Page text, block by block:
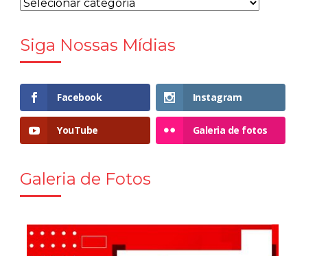
Siga Nossas Mídias
Facebook Instagram
YouTube Galeria de fotos
Galeria de Fotos